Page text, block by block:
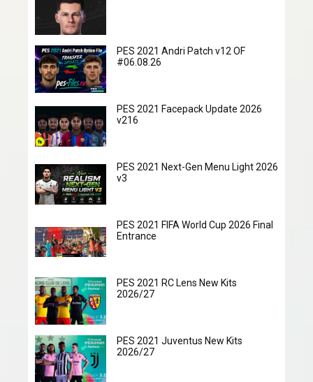
PES 2021 Andri Patch v12 OF
#06.08.26
PES 2021 Facepack Update 2026
v216
PES 2021 Next-Gen Menu Light 2026
v3
PES 2021 FIFA World Cup 2026 Final
Entrance
PES 2021 RC Lens New Kits
2026/27
PES 2021 Juventus New Kits
2026/27